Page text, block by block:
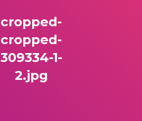
cropped-
cropped-
309334-1-
2.jpg